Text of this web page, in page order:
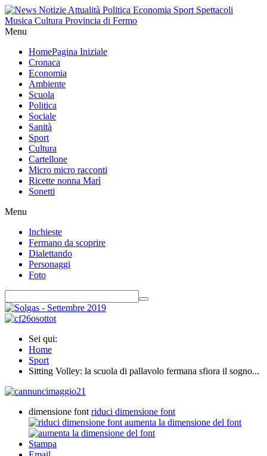
Menu
HomePagina Iniziale
Cronaca
Economia
Ambiente
Scuola
Politica
Sociale
Sanità
Sport
Cultura
Cartellone
Micro micro racconti
Ricette nonna Marì
Sonetti
Menu
Inchieste
Fermano da scoprire
Dialettando
Personaggi
Foto
Sei qui:
Home
Sport
Sitting Volley: la scuola di pallavolo fermana sfiora il sogno...
dimensione font riduci dimensione font
aumenta la dimensione del font
Stampa